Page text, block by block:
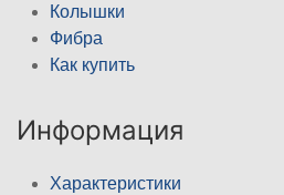
Колышки
Фибра
Как купить
Информация
Характеристики